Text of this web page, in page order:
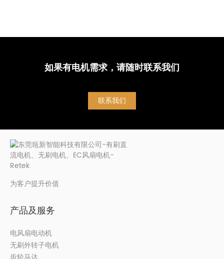
如果有电机需求，请随时联系我们
联系我们
为客户提升价值
产品及服务
电风扇电动机
无刷外转子电机